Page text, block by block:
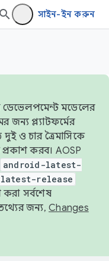
সাইন-ইন করুন
ডেভেলপমেন্ট মডেলের
জন্য প্ল্যাটফর্মের
দুই ও চার ত্রৈমাসিকে
করব। AOSP
android-latest-
release
করা সর্বশেষ
জন্য, Changes